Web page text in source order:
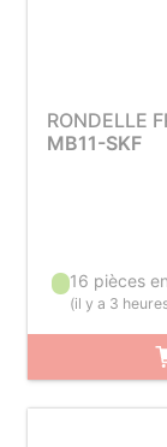
RONDELLE
MB11-SKF
16 pièces
(il y a 3